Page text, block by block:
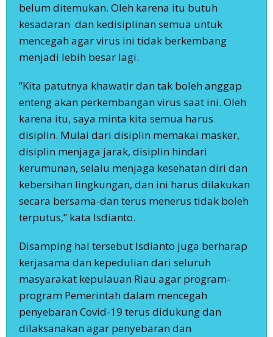
belum ditemukan. Oleh karena itu butuh
kesadaran dan kedisiplinan semua untuk
mencegah agar virus ini tidak berkembang
menjadi lebih besar lagi.
”Kita patutnya khawatir dan tak boleh anggap
enteng akan perkembangan virus saat ini. Oleh
karena itu, saya minta kita semua harus
disiplin. Mulai dari disiplin memakai masker,
disiplin menjaga jarak, disiplin hindari
kerumunan, selalu menjaga kesehatan diri dan
kebersihan lingkungan, dan ini harus dilakukan
secara bersama-dan terus menerus tidak boleh
terputus,” kata Isdianto.
Disamping hal tersebut Isdianto juga berharap
kerjasama dan kepedulian dari seluruh
masyarakat kepulauan Riau agar program-
program Pemerintah dalam mencegah
penyebaran Covid-19 terus didukung dan
dilaksanakan agar penyebaran dan